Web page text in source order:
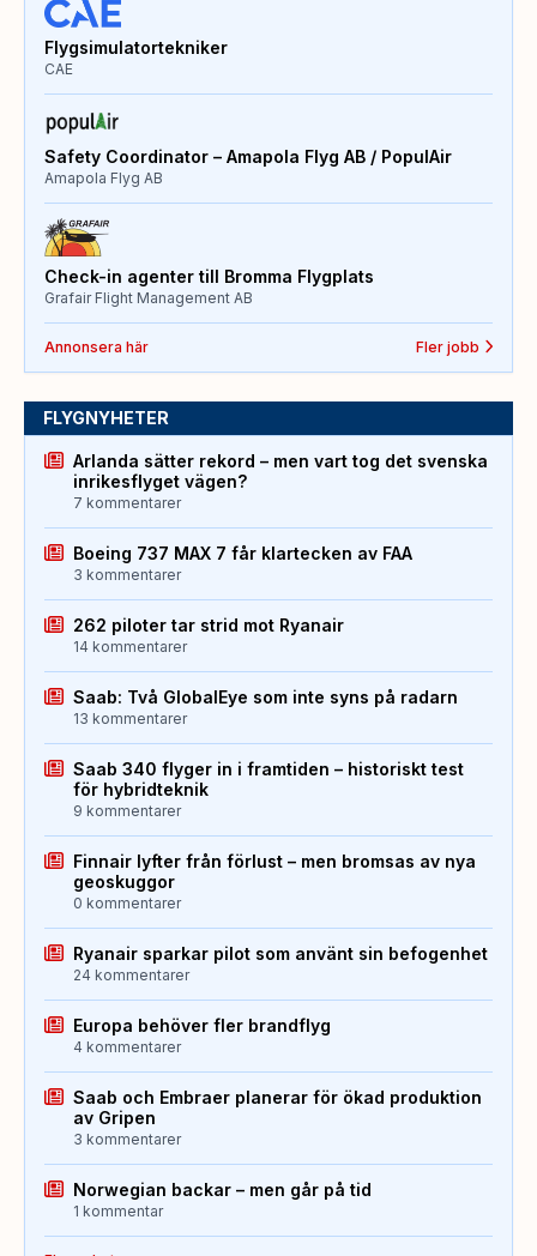
Flygsimulatortekniker
CAE
Safety Coordinator – Amapola Flyg AB / PopulAir
Amapola Flyg AB
Check-in agenter till Bromma Flygplats
Grafair Flight Management AB
Annonsera här Fler jobb
FLYGNYHETER
Arlanda sätter rekord – men vart tog det svenska
inrikesflyget vägen?
7 kommentarer
Boeing 737 MAX 7 får klartecken av FAA
3 kommentarer
262 piloter tar strid mot Ryanair
14 kommentarer
Saab: Två GlobalEye som inte syns på radarn
13 kommentarer
Saab 340 flyger in i framtiden – historiskt test
för hybridteknik
9 kommentarer
Finnair lyfter från förlust – men bromsas av nya
geoskuggor
0 kommentarer
Ryanair sparkar pilot som använt sin befogenhet
24 kommentarer
Europa behöver fler brandflyg
4 kommentarer
Saab och Embraer planerar för ökad produktion
av Gripen
3 kommentarer
Norwegian backar – men går på tid
1 kommentar